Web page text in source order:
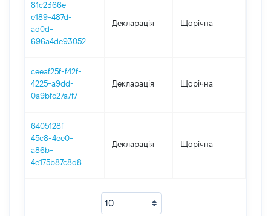
81c2366e-
e189-487d-
ad0d-
696a4de93052
Декларація Щорічна
ceeaf25f-f42f-
4225-a9dd-
0a9bfc27a7f7
Декларація Щорічна
6405128f-
45c8-4ee0-
a86b-
4e175b87c8d8
Декларація Щорічна